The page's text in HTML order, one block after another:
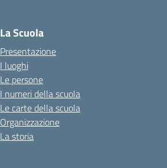
La Scuola
Presentazione
I luoghi
Le persone
I numeri della scuola
Le carte della scuola
Organizzazione
La storia